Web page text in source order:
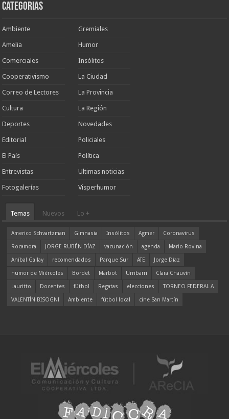
Categorias
Ambiente
Amelia
Comerciales
Cooperativismo
Correo de Lectores
Cultura
Deportes
Editorial
El País
Entrevistas
Fotogalerías
Gremiales
Humor
Insólitos
La Ciudad
La Provincia
La Región
Novedades
Policiales
Política
Ultimas noticias
Visperhumor
Temas Nuevos Lo +
Americo Schvartzman Gimnasia Insólitos Agmer
Coronavirus
Rocamora
JORGE RUBÉN DÍAZ vacunación agenda
Mario Rovina
Aníbal Gallay
recomendados Parque Sur ATE
Jorge Díaz
humor de Miércoles
Bordet Marbot Urribarri
Clara Chauvín
Lauritto
Docentes fútbol Regatas elecciones
TORNEO FEDERAL A
VALENTÍN BISOGNI
Ambiente fútbol local cine San Martín